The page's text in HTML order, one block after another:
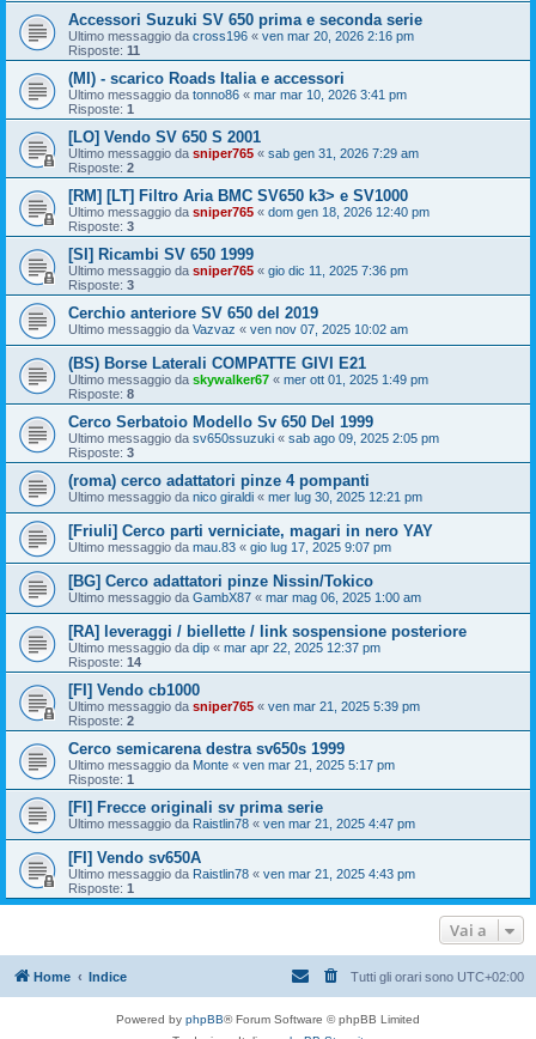
Accessori Suzuki SV 650 prima e seconda serie
Ultimo messaggio da cross196 « ven mar 20, 2026 2:16 pm
Risposte: 11
(MI) - scarico Roads Italia e accessori
Ultimo messaggio da tonno86 « mar mar 10, 2026 3:41 pm
Risposte: 1
[LO] Vendo SV 650 S 2001
Ultimo messaggio da sniper765 « sab gen 31, 2026 7:29 am
Risposte: 2
[RM] [LT] Filtro Aria BMC SV650 k3> e SV1000
Ultimo messaggio da sniper765 « dom gen 18, 2026 12:40 pm
Risposte: 3
[SI] Ricambi SV 650 1999
Ultimo messaggio da sniper765 « gio dic 11, 2025 7:36 pm
Risposte: 3
Cerchio anteriore SV 650 del 2019
Ultimo messaggio da Vazvaz « ven nov 07, 2025 10:02 am
(BS) Borse Laterali COMPATTE GIVI E21
Ultimo messaggio da skywalker67 « mer ott 01, 2025 1:49 pm
Risposte: 8
Cerco Serbatoio Modello Sv 650 Del 1999
Ultimo messaggio da sv650ssuzuki « sab ago 09, 2025 2:05 pm
Risposte: 3
(roma) cerco adattatori pinze 4 pompanti
Ultimo messaggio da nico giraldi « mer lug 30, 2025 12:21 pm
[Friuli] Cerco parti verniciate, magari in nero YAY
Ultimo messaggio da mau.83 « gio lug 17, 2025 9:07 pm
[BG] Cerco adattatori pinze Nissin/Tokico
Ultimo messaggio da GambX87 « mar mag 06, 2025 1:00 am
[RA] leveraggi / biellette / link sospensione posteriore
Ultimo messaggio da dip « mar apr 22, 2025 12:37 pm
Risposte: 14
[FI] Vendo cb1000
Ultimo messaggio da sniper765 « ven mar 21, 2025 5:39 pm
Risposte: 2
Cerco semicarena destra sv650s 1999
Ultimo messaggio da Monte « ven mar 21, 2025 5:17 pm
Risposte: 1
[FI] Frecce originali sv prima serie
Ultimo messaggio da Raistlin78 « ven mar 21, 2025 4:47 pm
[FI] Vendo sv650A
Ultimo messaggio da Raistlin78 « ven mar 21, 2025 4:43 pm
Risposte: 1
Vai a
Home Indice Tutti gli orari sono UTC+02:00
Powered by phpBB® Forum Software © phpBB Limited